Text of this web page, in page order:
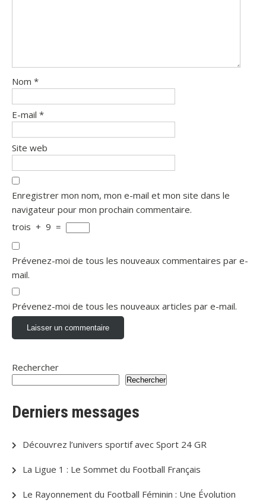
Nom *
E-mail *
Site web
Enregistrer mon nom, mon e-mail et mon site dans le
navigateur pour mon prochain commentaire.
trois + 9 =
Prévenez-moi de tous les nouveaux commentaires par e-
mail.
Prévenez-moi de tous les nouveaux articles par e-mail.
Rechercher
Rechercher
Derniers messages
Découvrez l’univers sportif avec Sport 24 GR
La Ligue 1 : Le Sommet du Football Français
Le Rayonnement du Football Féminin : Une Évolution